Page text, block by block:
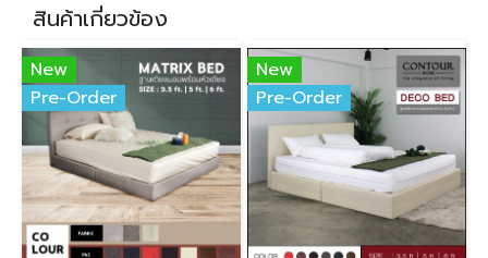
สินค้าเกี่ยวข้อง
New
Pre-Order
New
Pre-Order